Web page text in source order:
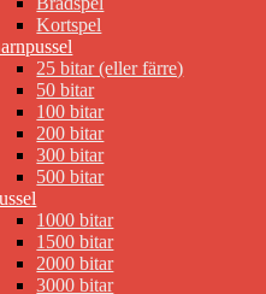
Kortspel
25 bitar (eller färre)
50 bitar
100 bitar
200 bitar
300 bitar
500 bitar
1000 bitar
1500 bitar
2000 bitar
3000 bitar